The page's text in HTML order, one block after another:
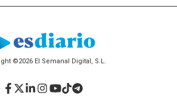
©2026 El Semanal Digital, S.L.
Facebook
Twitter
LinkedIn
Instagram
YouTube
TikTok
Telegram